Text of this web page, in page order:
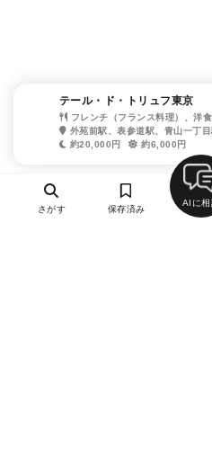
テール・ド・トリュフ東京
フレンチ（フランス料理）、洋
外苑前駅、表参道駅、青山一丁
約20,000円
約6,000円
さがす 保存済み
AIに相